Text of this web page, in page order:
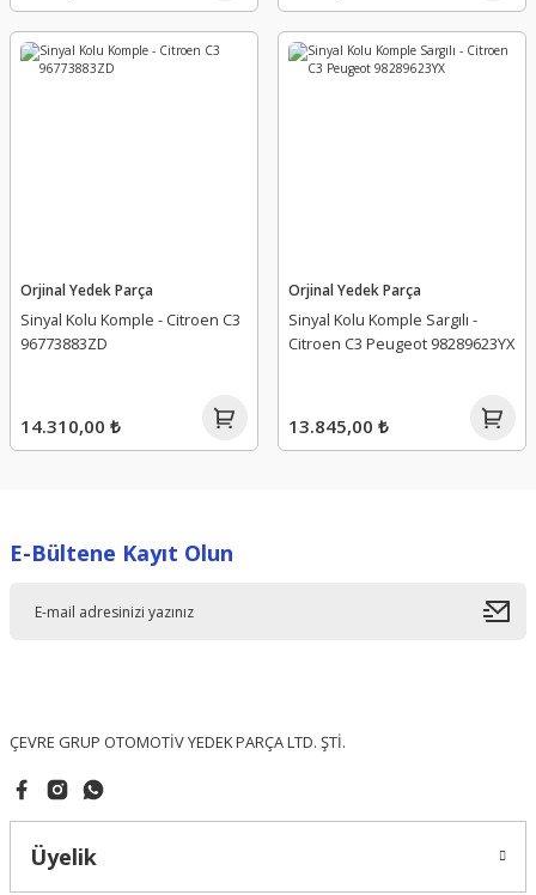
Orjinal Yedek Parça
Sinyal Kolu Komple - Citroen C3
96773883ZD
14.310,00 ₺
Orjinal Yedek Parça
Sinyal Kolu Komple Sargılı -
Citroen C3 Peugeot 98289623YX
13.845,00 ₺
E-Bültene Kayıt Olun
ÇEVRE GRUP OTOMOTİV YEDEK PARÇA LTD. ŞTİ.
Üyelik